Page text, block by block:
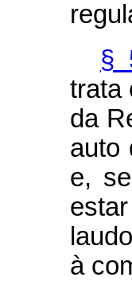
§
trata
da
auto
e,
à